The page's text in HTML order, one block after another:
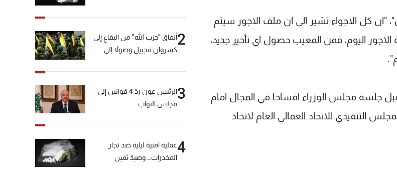
"ان كل الاجواء تشير الى ان ملف الاجور سيتم
اليوم، فمن المعيب حصول اي تأخير جديد،
جلسة مجلس الوزراء افساحا في المجال امام
التنفيذي للاتحاد العمالي العام لاتخاذ
2أنفاق "حزب الله" من البقاع إلى
كسروان فجبيل وصولاً إلى
3
الرئيس عون ردّ 4 قوانين إلى
مجلس النواب
4عملية امنية ليلية ضد تجار
المخدرات.. وصيدٌ ثمين